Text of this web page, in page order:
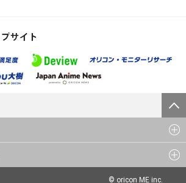
© oricon ME inc.